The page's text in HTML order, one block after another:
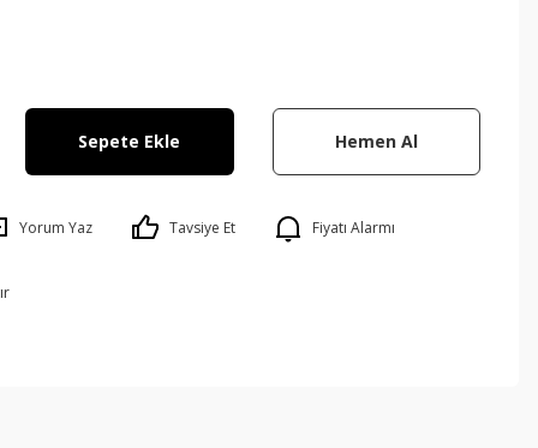
Sepete Ekle Hemen Al
Yorum Yaz Tavsiye Et Fiyatı Alarmı